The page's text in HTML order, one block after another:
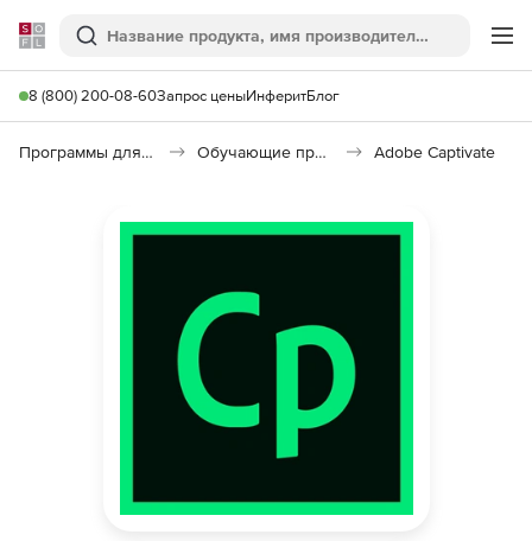
Softline
Поиск
8 (800) 200-08-60Запрос ценыИнферитБлог
Программы для образования и науки Обучающие программы Adobe Captivate